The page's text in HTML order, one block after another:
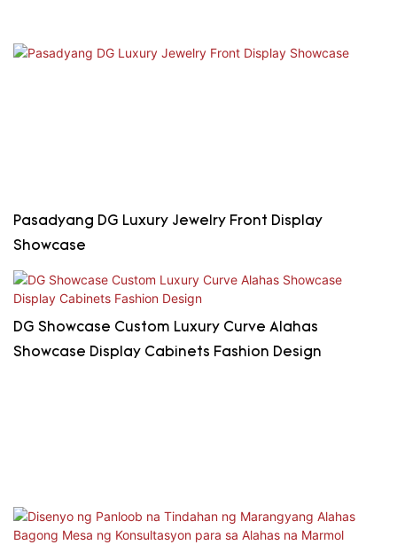
Pasadyang DG Luxury Jewelry Front Display
Showcase
DG Showcase Custom Luxury Curve Alahas
Showcase Display Cabinets Fashion Design